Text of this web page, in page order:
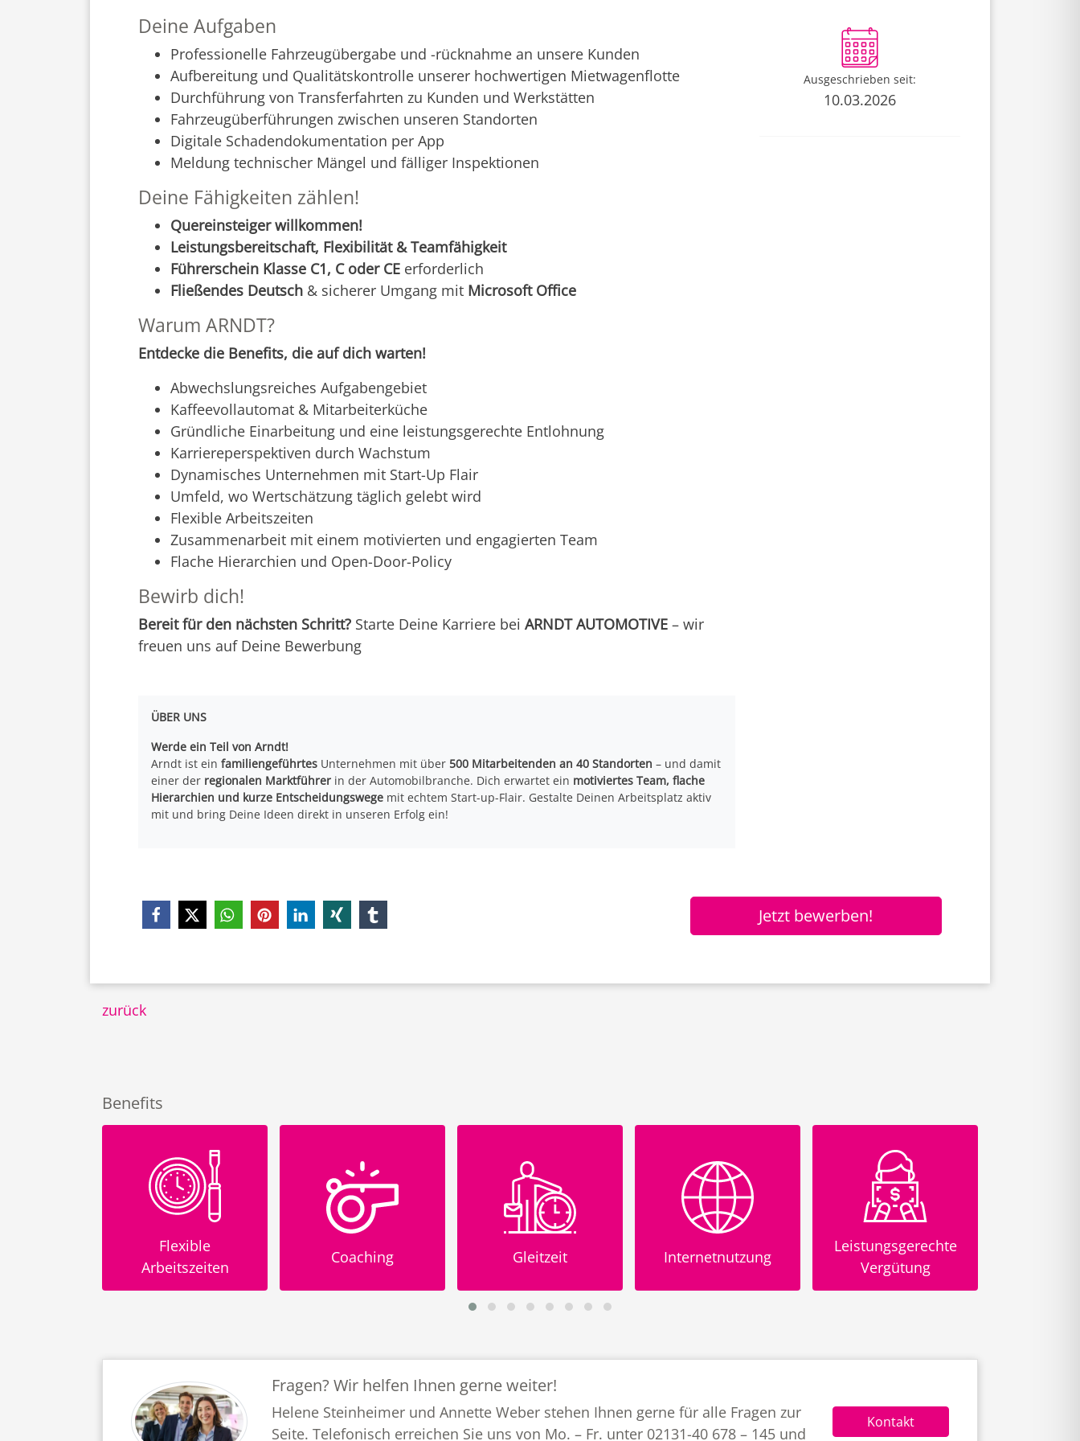
Deine Aufgaben
Professionelle Fahrzeugübergabe und -rücknahme an unsere Kunden
Aufbereitung und Qualitätskontrolle unserer hochwertigen Mietwagenflotte
Durchführung von Transferfahrten zu Kunden und Werkstätten
Fahrzeugüberführungen zwischen unseren Standorten
Digitale Schadendokumentation per App
Meldung technischer Mängel und fälliger Inspektionen
Deine Fähigkeiten zählen!
Quereinsteiger willkommen!
Leistungsbereitschaft, Flexibilität & Teamfähigkeit
Führerschein Klasse C1, C oder CE erforderlich
Fließendes Deutsch & sicherer Umgang mit Microsoft Office
Warum ARNDT?
Entdecke die Benefits, die auf dich warten!
Abwechslungsreiches Aufgabengebiet
Kaffeevollautomat & Mitarbeiterküche
Gründliche Einarbeitung und eine leistungsgerechte Entlohnung
Karriereperspektiven durch Wachstum
Dynamisches Unternehmen mit Start-Up Flair
Umfeld, wo Wertschätzung täglich gelebt wird
Flexible Arbeitszeiten
Zusammenarbeit mit einem motivierten und engagierten Team
Flache Hierarchien und Open-Door-Policy
Bewirb dich!
Bereit für den nächsten Schritt? Starte Deine Karriere bei ARNDT AUTOMOTIVE – wir
freuen uns auf Deine Bewerbung
ÜBER UNS
Werde ein Teil von Arndt!
Arndt ist ein familiengeführtes Unternehmen mit über 500 Mitarbeitenden an 40 Standorten – und damit
einer der regionalen Marktführer in der Automobilbranche. Dich erwartet ein motiviertes Team, flache
Hierarchien und kurze Entscheidungswege mit echtem Start-up-Flair. Gestalte Deinen Arbeitsplatz aktiv
mit und bring Deine Ideen direkt in unseren Erfolg ein!
Ausgeschrieben seit:
10.03.2026
Jetzt bewerben!
zurück
Benefits
Flexible
Arbeitszeiten
Coaching Gleitzeit Internetnutzung
Leistungsgerechte
Vergütung
Fragen? Wir helfen Ihnen gerne weiter!
Helene Steinheimer und Annette Weber stehen Ihnen gerne für alle Fragen zur
Seite. Telefonisch erreichen Sie uns von Mo. – Fr. unter 02131-40 678 – 145 und
Kontakt